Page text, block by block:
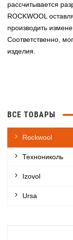
рассчитывается
ROCKWOOL
производить
Соответственно,
изделия.
ВСЕ ТОВАРЫ
Rockwool
Технониколь
Izovol
Ursa